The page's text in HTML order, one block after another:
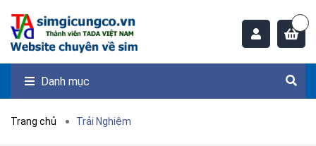
Danh mục
Trang chủ Trải Nghiệm